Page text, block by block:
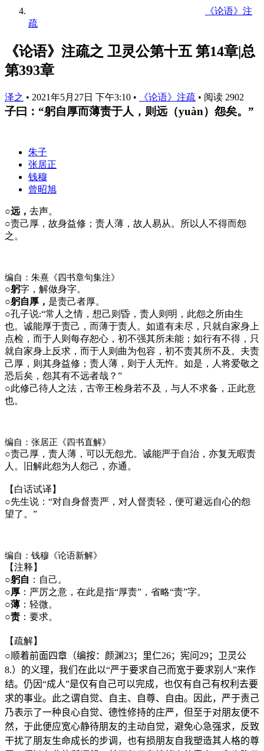
《论语》注
疏
《论语》注疏之 卫灵公第十五 第14章|总
第393章
泽之 • 2021年5月27日 下午3:10 • 《论语》注疏 • 阅读 2902
子曰：“躬自厚而薄责于人，则远（yuàn）怨矣。”
朱子
张居正
钱穆
曾昭旭
○远， 去声。
○责己厚，故身益修；责人薄，故人易从。所以人不得而怨
之。
编自：朱熹《四书章句集注》
○躬字，解做身字。
○躬自厚， 是责己者厚。
○孔子说:“常人之情，想己则昏，责人则明，此怨之所由生
也。诚能厚于责己，而薄于责人。如道有未尽，只就自家身上
点检，而于人则每存恕心，初不强其所未能；如行有不得，只
就自家身上反求，而于人则曲为包容，初不责其所不及。夫责
己厚，则其身益修；责人薄，则于人无忤。如是，人将爱敬之
恐后矣，怨其有不远者哉？”
○此修己待人之法，古帝王检身若不及，与人不求备，正此意
也。
编自：张居正《四书直解》
○责己厚，责人薄，可以无怨尤。诚能严于自治，亦复无暇责
人。旧解此怨为人怨己，亦通。
【白话试译】
○先生说：“对自身督责严，对人督责轻，便可避远自心的怨
望了。”
编自：钱穆《论语新解》
【注释】
○躬自 ：自己。
○厚 ：严厉之意，在此是指“厚责”，省略“责”字。
○薄 ：轻微。
○责 ：要求。
【疏解】
○顺着前面四章（编按：颜渊23；里仁26；宪问 29；卫灵公
8.）的义理，我们在此以“严于要求自己而宽于要求别人”来作
结。仍因“成人”是仅有自己可以完成，也仅有自己有权利去要
求的事业。此之谓自觉、自主、自尊、自由。因此，严于责己
乃表示了一种良心自觉、德性修持的庄严，但至于对朋友便不
然，于此便应宽心静待朋友的主动自觉，避免心急强求，反致
干扰了朋友生命成长的步调，也有损朋友自我塑造其人格的尊